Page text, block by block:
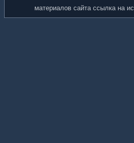
материалов сайта ссылка на